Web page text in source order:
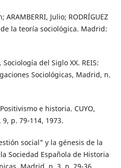
Julio; RODRÍGUEZ
la teoría sociológica. Madrid:
Sociología del Siglo XX. REIS:
Sociológicas, Madrid, n.
e historia. CUYO,
p. 79-114, 1973.
social" y la génesis de la
Sociedad Española de Historia
Madrid, n. 3, p. 29-36,